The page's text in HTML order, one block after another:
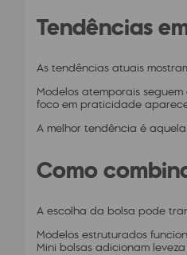
Tendências
As tendências atuais
Modelos atemporais
foco em praticidade
A melhor tendência é
Como
A escolha da bolsa pode
Modelos estruturados
Mini bolsas adicionam